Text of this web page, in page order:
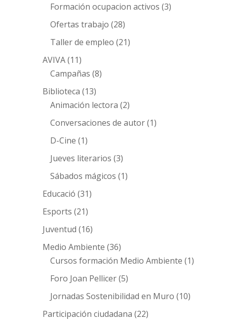
Formación ocupacion activos (3)
Ofertas trabajo (28)
Taller de empleo (21)
AVIVA(11)
Campañas (8)
Biblioteca (13)
Animación lectora (2)
Conversaciones de autor(1)
D-Cine (1)
Jueves literarios (3)
Sábados mágicos (1)
Educació (31)
Esports (21)
Juventud (16)
Medio Ambiente (36)
Cursos formación Medio Ambiente (1)
Foro Joan Pellicer(5)
Jornadas Sostenibilidad en Muro (10)
Participación ciudadana (22)